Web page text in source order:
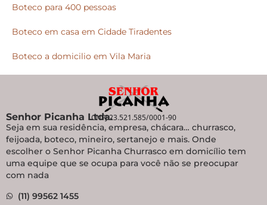
Boteco para 400 pessoas
Boteco em casa em Cidade Tiradentes
Boteco a domicilio em Vila Maria
Senhor Picanha Ltda.CNPJ 23.521.585/0001-90
Seja em sua residência, empresa, chácara… churrasco,
feijoada, boteco, mineiro, sertanejo e mais. Onde
escolher o Senhor Picanha Churrasco em domicílio tem
uma equipe que se ocupa para você não se preocupar
com nada
(11) 99562 1455